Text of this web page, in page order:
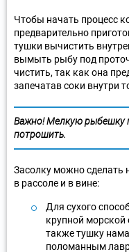
Чтобы начать процесс
предварительно
тушки вычистить
вымыть рыбу под
чистить, так как она
запечатав соки внутри
Важно!Мелкую рыбешку
потрошить.
Засолку можно сделать
в рассоле и в вине:
Для сухого
крупной морской
также тушку
поломанным